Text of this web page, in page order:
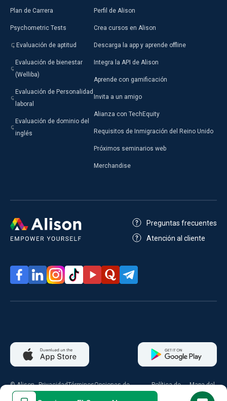
Plan de Carrera
Psychometric Tests
Evaluación de aptitud
Evaluación de bienestar
(Welliba)
Evaluación de Personalidad
laboral
Evaluación de dominio del
inglés
Perfil de Alison
Crea cursos en Alison
Descarga la app y aprende offline
Integra la API de Alison
Aprende con gamificación
Invita a un amigo
Alianza con TechEquity
Requisitos de Inmigración del Reino Unido
Próximos seminarios web
Merchandise
Preguntas frecuentes
Atención al cliente
© Alison
2026
PrivacidadTérminosOpciones de
Política de
Mapa del
sitio